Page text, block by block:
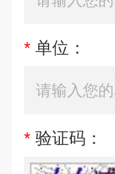
* 单位：
* 验证码：